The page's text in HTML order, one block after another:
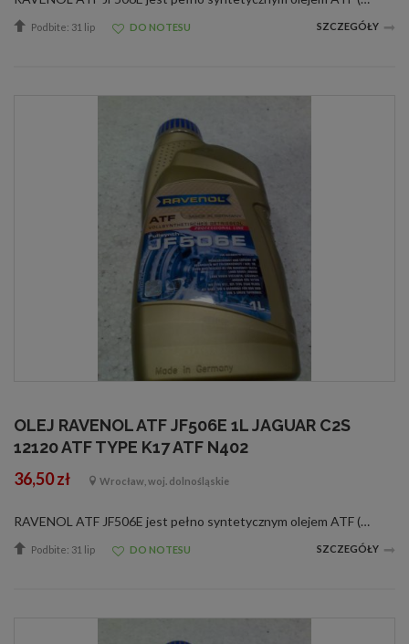
Podbite: 31 lip DO NOTESU SZCZEGÓŁY
OLEJ RAVENOL ATF JF506E 1L JAGUAR C2S
12120 ATF TYPE K17 ATF N402
36,50 zł Wrocław, woj. dolnośląskie
RAVENOL ATF JF506E jest pełno syntetycznym olejem ATF (Automatic-Transmision-Fluid), przygotowanym na bazie PAO [Polialfaoleiny] ze specjalnymi dodatkami uszlachetniającymi i inhibitorami, gwarantującymi znakomite funkcjonowanie przekładni automatyczne...
Podbite: 31 lip DO NOTESU SZCZEGÓŁY